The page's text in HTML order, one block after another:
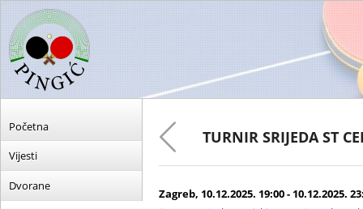
Početna
Vijesti
Dvorane
TURNIR SRIJEDA ST
Zagreb, 10.12.2025. 19:00 - 10.12.2025.